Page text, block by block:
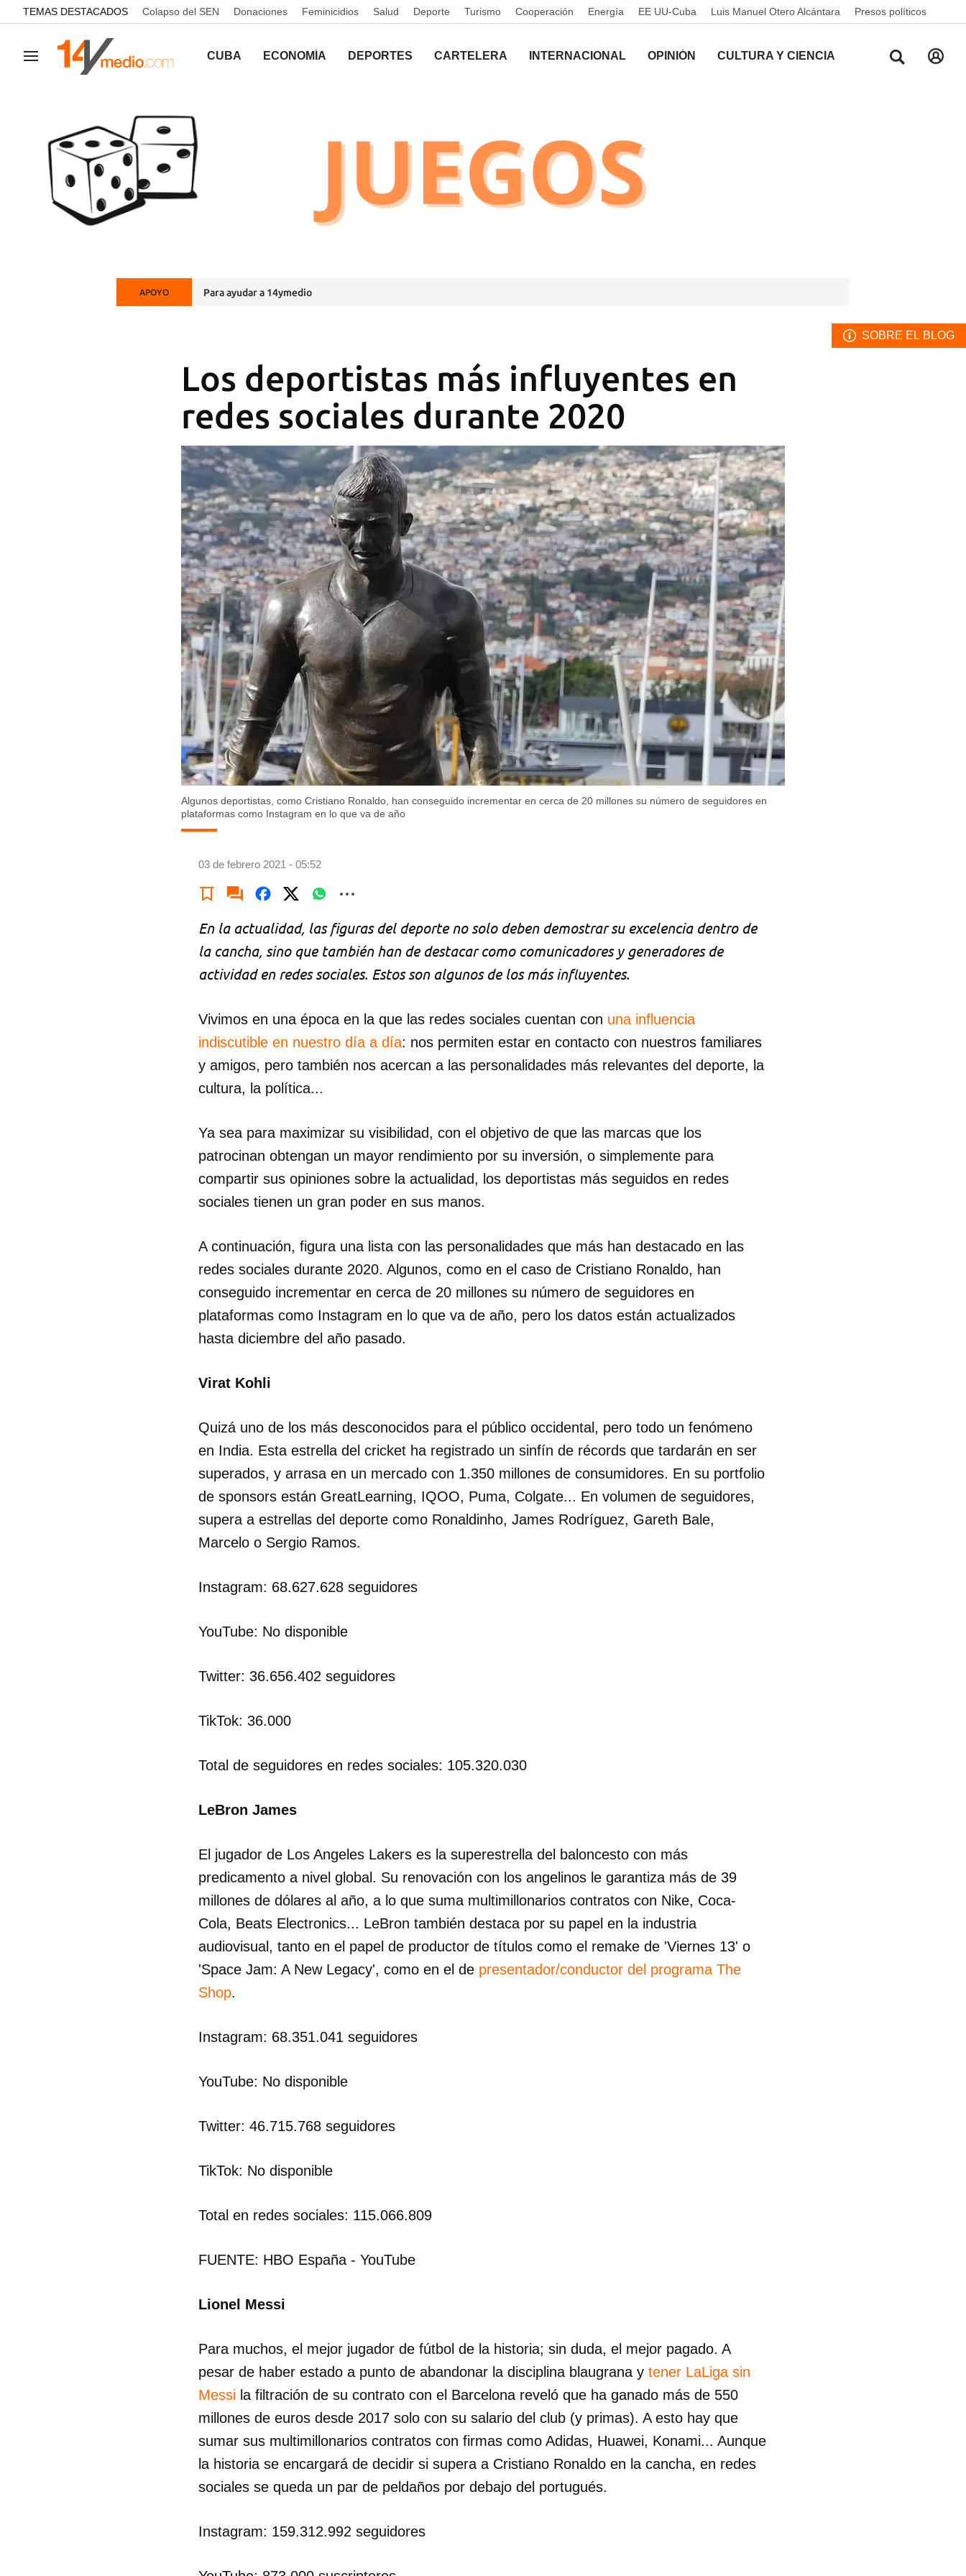
common.go-to-content
TEMAS DESTACADOS Colapso del SEN Donaciones Feminicidios Salud Deporte Turismo Cooperación Energía EE UU-Cuba Luis Manuel Otero Alcántara Presos políticos
Navegación CUBA ECONOMÍA DEPORTES CARTELERA INTERNACIONAL OPINIÓN CULTURA Y CIENCIA
APOYO Para ayudar a 14ymedio
SOBRE EL BLOG
Los deportistas más influyentes en
redes sociales durante 2020
Algunos deportistas, como Cristiano Ronaldo, han conseguido incrementar en cerca de 20 millones su número de seguidores en
plataformas como Instagram en lo que va de año
03 de febrero 2021 - 05:52
Para poder guardar como favorito, primero has de iniciar sesión con tu
En la actualidad, las figuras del deporte no solo deben demostrar su excelencia dentro de
la cancha, sino que también han de destacar como comunicadores y generadores de
actividad en redes sociales. Estos son algunos de los más influyentes.
Vivimos en una época en la que las redes sociales cuentan con una influencia
indiscutible en nuestro día a día: nos permiten estar en contacto con nuestros familiares
y amigos, pero también nos acercan a las personalidades más relevantes del deporte, la
cultura, la política...
Ya sea para maximizar su visibilidad, con el objetivo de que las marcas que los
patrocinan obtengan un mayor rendimiento por su inversión, o simplemente para
compartir sus opiniones sobre la actualidad, los deportistas más seguidos en redes
sociales tienen un gran poder en sus manos.
A continuación, figura una lista con las personalidades que más han destacado en las
redes sociales durante 2020. Algunos, como en el caso de Cristiano Ronaldo, han
conseguido incrementar en cerca de 20 millones su número de seguidores en
plataformas como Instagram en lo que va de año, pero los datos están actualizados
hasta diciembre del año pasado.
Virat Kohli
Quizá uno de los más desconocidos para el público occidental, pero todo un fenómeno
en India. Esta estrella del cricket ha registrado un sinfín de récords que tardarán en ser
superados, y arrasa en un mercado con 1.350 millones de consumidores. En su portfolio
de sponsors están GreatLearning, IQOO, Puma, Colgate... En volumen de seguidores,
supera a estrellas del deporte como Ronaldinho, James Rodríguez, Gareth Bale,
Marcelo o Sergio Ramos.
Instagram: 68.627.628 seguidores
YouTube: No disponible
Twitter: 36.656.402 seguidores
TikTok: 36.000
Total de seguidores en redes sociales: 105.320.030
LeBron James
El jugador de Los Angeles Lakers es la superestrella del baloncesto con más
predicamento a nivel global. Su renovación con los angelinos le garantiza más de 39
millones de dólares al año, a lo que suma multimillonarios contratos con Nike, Coca-
Cola, Beats Electronics... LeBron también destaca por su papel en la industria
audiovisual, tanto en el papel de productor de títulos como el remake de 'Viernes 13' o
'Space Jam: A New Legacy', como en el de presentador/conductor del programa The
Shop.
Instagram: 68.351.041 seguidores
YouTube: No disponible
Twitter: 46.715.768 seguidores
TikTok: No disponible
Total en redes sociales: 115.066.809
FUENTE: HBO España - YouTube
Lionel Messi
Para muchos, el mejor jugador de fútbol de la historia; sin duda, el mejor pagado. A
pesar de haber estado a punto de abandonar la disciplina blaugrana y tener LaLiga sin
Messi la filtración de su contrato con el Barcelona reveló que ha ganado más de 550
millones de euros desde 2017 solo con su salario del club (y primas). A esto hay que
sumar sus multimillonarios contratos con firmas como Adidas, Huawei, Konami... Aunque
la historia se encargará de decidir si supera a Cristiano Ronaldo en la cancha, en redes
sociales se queda un par de peldaños por debajo del portugués.
Instagram: 159.312.992 seguidores